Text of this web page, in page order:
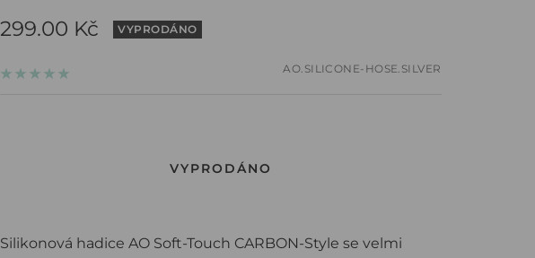
Slevová
cena
299.00 Kč VYPRODÁNO
AO.SILICONE-HOSE.SILVER
VYPRODÁNO
Silikonová hadice AO Soft-Touch CARBON-Style se velmi